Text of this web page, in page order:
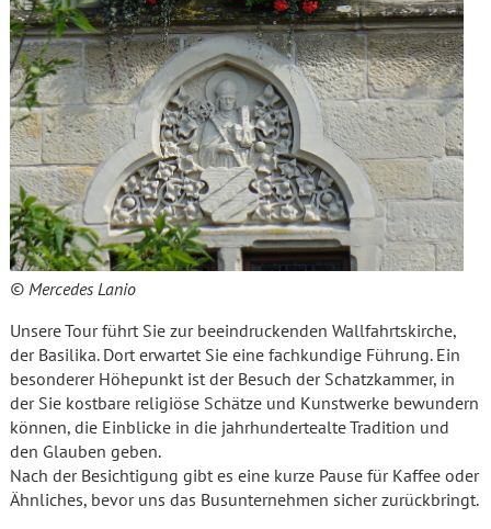
© Mercedes Lanio
Unsere Tour führt Sie zur beeindruckenden Wallfahrtskirche,
der Basilika. Dort erwartet Sie eine fachkundige Führung. Ein
besonderer Höhepunkt ist der Besuch der Schatzkammer, in
der Sie kostbare religiöse Schätze und Kunstwerke bewundern
können, die Einblicke in die jahrhundertealte Tradition und
den Glauben geben.
Nach der Besichtigung gibt es eine kurze Pause für Kaffee oder
Ähnliches, bevor uns das Busunternehmen sicher zurückbringt.